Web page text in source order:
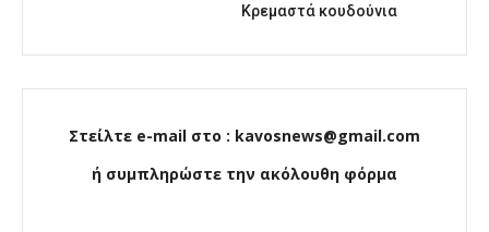
Κρεμαστά κουδούνια
Στείλτε e-mail στο : kavosnews@gmail.com
ή συμπληρώστε την ακόλουθη φόρμα